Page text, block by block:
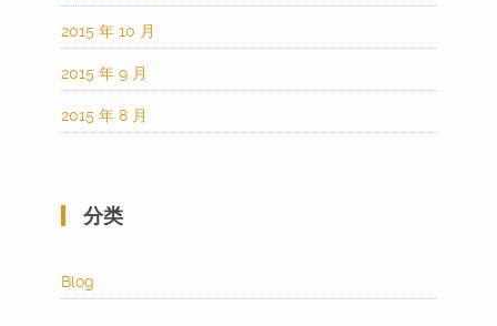
2015 年 10 月
2015 年 9 月
2015 年 8 月
分类
Blog